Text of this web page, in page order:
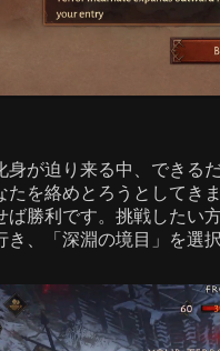
身が迫り来る中、できる
たを絡めとろうとしてき
ば勝利です。挑戦したい
き、「深淵の境目」を選